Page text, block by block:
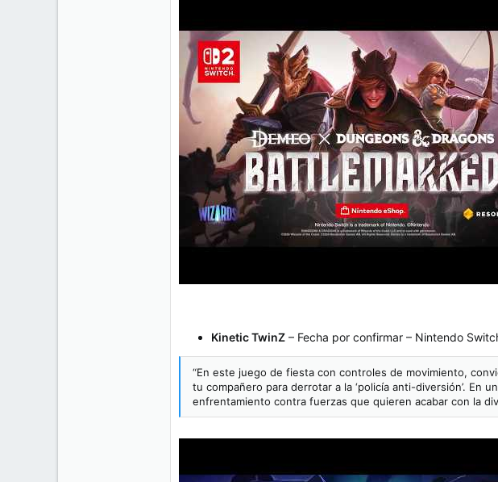
Kinetic TwinZ – Fecha por confirmar – Nintendo
“En este juego de fiesta con controles de movimiento,
tu compañero para derrotar a la ‘policía anti-diversión’. En
enfrentamiento contra fuerzas que quieren acabar con la